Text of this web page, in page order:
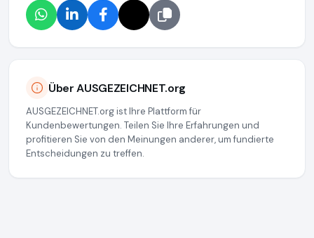
Über AUSGEZEICHNET.org
AUSGEZEICHNET.org ist Ihre Plattform für
Kundenbewertungen. Teilen Sie Ihre Erfahrungen und
profitieren Sie von den Meinungen anderer, um fundierte
Entscheidungen zu treffen.